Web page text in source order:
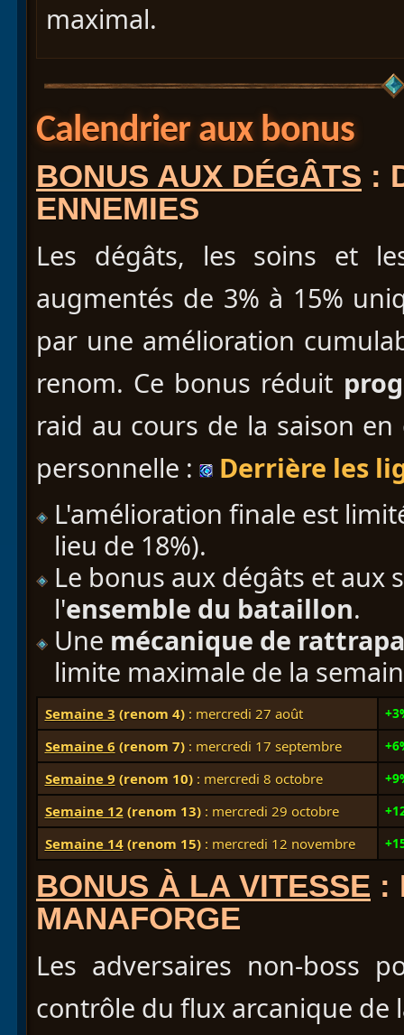
maximal.
Calendrier aux bonus
BONUS AUX DÉGÂTS :
ENNEMIES
Les dégâts, les soins et
augmentés de 3% à 15%
par une amélioration
renom. Ce bonus réduit
raid au cours de la saison
personnelle :
Derrière les
L'amélioration finale est
lieu de 18%).
Le bonus aux dégâts et aux
l'ensemble du bataillon.
Une mécanique de
limite maximale de la
Semaine 3 (renom 4): mercredi 27 août
Semaine 6 (renom 7) : mercredi 17 septembre
Semaine 9 (renom 10) : mercredi 8 octobre
Semaine 12 (renom 13) : mercredi 29 octobre
Semaine 14 (renom 15) : mercredi 12 novembre
BONUS À LA VITESSE :
MANAFORGE
Les adversaires non-boss
contrôle du flux arcanique de